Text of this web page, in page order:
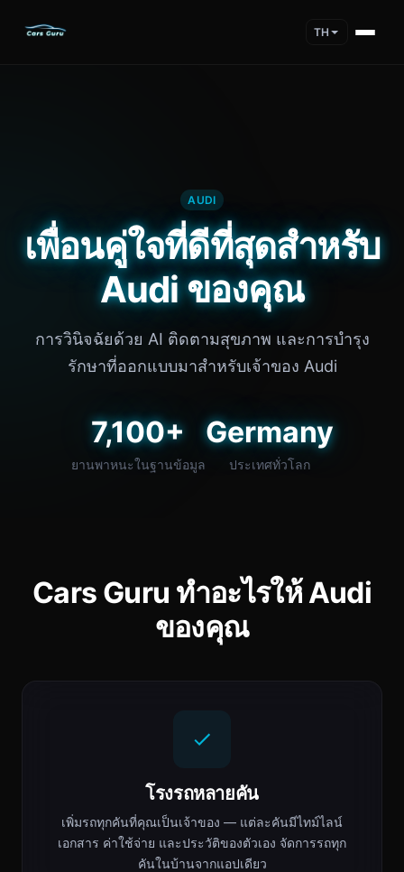
TH
AUDI
เพื่อนคู่ใจที่ดีที่สุดสำหรับ
Audi ของคุณ
การวินิจฉัยด้วย AI ติดตามสุขภาพ และการบำรุง
รักษาที่ออกแบบมาสำหรับเจ้าของ Audi
7,100+
ยานพาหนะในฐานข้อมูล
Germany
ประเทศทั่วโลก
Cars Guru ทำอะไรให้ Audi
ของคุณ
โรงรถหลายคัน
เพิ่มรถทุกคันที่คุณเป็นเจ้าของ — แต่ละคันมีไทม์ไลน์
เอกสาร ค่าใช้จ่าย และประวัติของตัวเอง จัดการรถทุก
คันในบ้านจากแอปเดียว